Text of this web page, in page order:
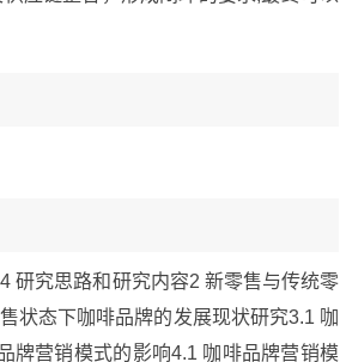
研究思路和研究内容2 新零售与传统零
状态下咖啡品牌的发展现状研究3.1 咖
牌营销模式的影响4.1 咖啡品牌营销模